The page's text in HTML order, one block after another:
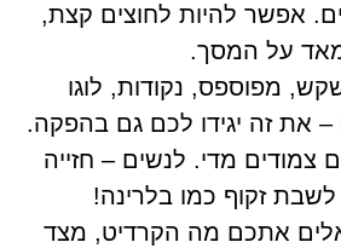
אפשר להיות לחוצים קצת,
מאד על המסך.
מפוספס, נקודות, לוגו
את זה יגידו לכם גם בהפקה.
צמודים מדי. לנשים – חזייה
זקוף כמו בלרינה!
אתכם מה הקרדיט, מצד